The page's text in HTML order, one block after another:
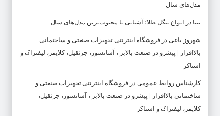
مدل‌های سال
نینا در انواع بنگل طلا؛ آشنایی با محبوب‌ترین مدل‌های سال
شهروز باغی در فروشگاه اینترنتی تجهیزات صنعتی و ساختمانی
بالاافزار | پیشرو در صنعت بالابر ، آسانسور، جرثقیل، کلایمر، لیفتراک و
استاکر
کارشناس روابط عمومی در فروشگاه اینترنتی تجهیزات صنعتی و
ساختمانی بالاافزار | پیشرو در صنعت بالابر ، آسانسور، جرثقیل،
کلایمر، لیفتراک و استاکر